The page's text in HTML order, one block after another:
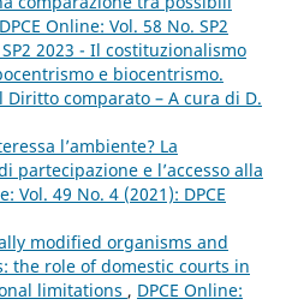
DPCE Online: Vol. 58 No. SP2
2023 - Il costituzionalismo
e biocentrismo.
comparato – A cura di D.
l’ambiente? La
partecipazione e l’accesso alla
Vol. 49 No. 4 (2021): DPCE
modified organisms and
the role of domestic courts in
limitations , DPCE Online: